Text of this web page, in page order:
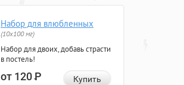
Набор для влюбленных
(10х100 мг)
Набор для двоих, добавь страсти
в постель!
от 120Р Купить